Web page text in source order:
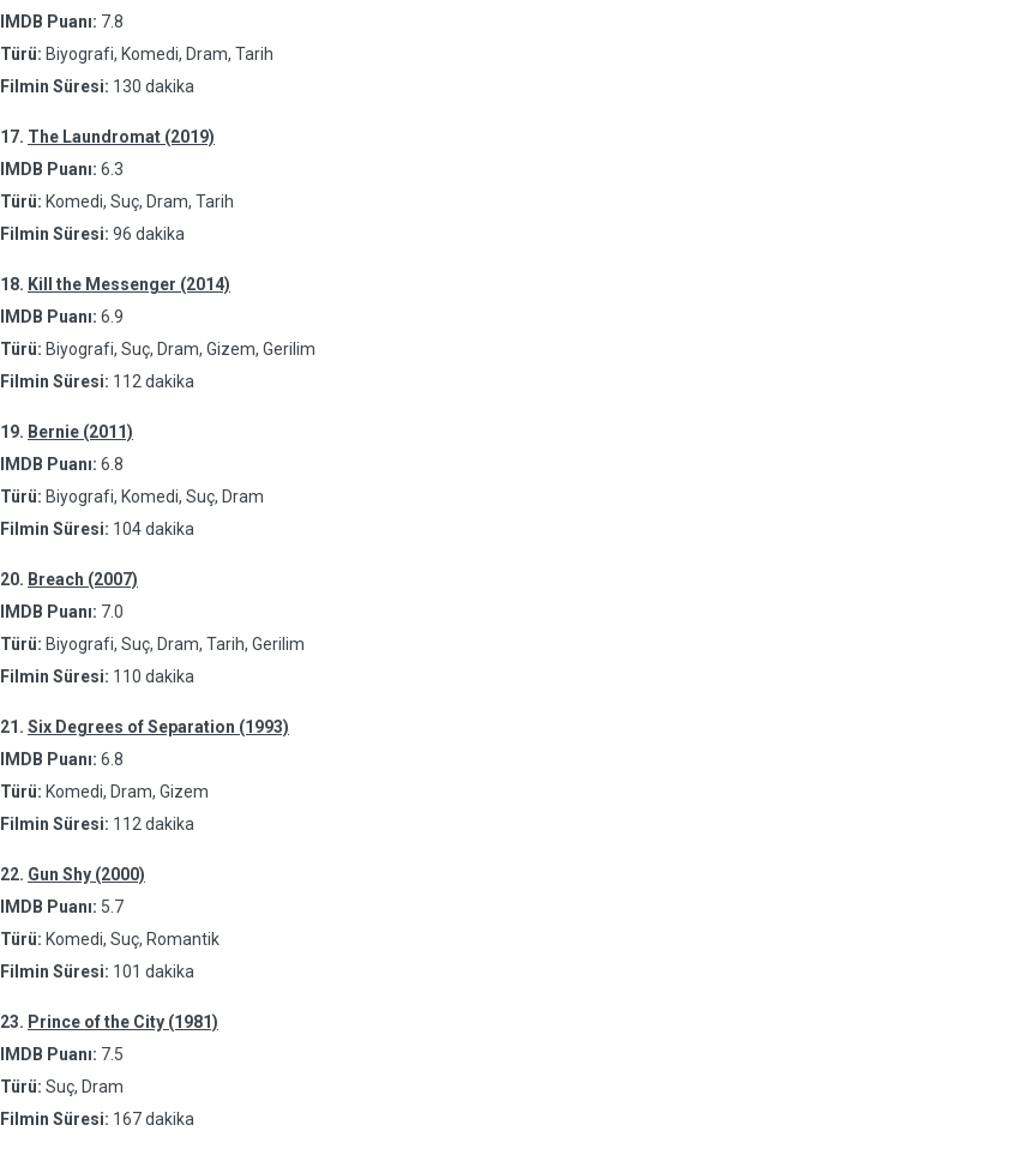
IMDB Puanı: 7.8
Türü: Biyografi, Komedi, Dram, Tarih
Filmin Süresi: 130 dakika
17. The Laundromat (2019)
IMDB Puanı: 6.3
Türü: Komedi, Suç, Dram, Tarih
Filmin Süresi: 96 dakika
18. Kill the Messenger (2014)
IMDB Puanı: 6.9
Türü: Biyografi, Suç, Dram, Gizem, Gerilim
Filmin Süresi: 112 dakika
19. Bernie (2011)
IMDB Puanı: 6.8
Türü: Biyografi, Komedi, Suç, Dram
Filmin Süresi: 104 dakika
20. Breach (2007)
IMDB Puanı: 7.0
Türü: Biyografi, Suç, Dram, Tarih, Gerilim
Filmin Süresi: 110 dakika
21. Six Degrees of Separation (1993)
IMDB Puanı: 6.8
Türü: Komedi, Dram, Gizem
Filmin Süresi: 112 dakika
22. Gun Shy (2000)
IMDB Puanı: 5.7
Türü: Komedi, Suç, Romantik
Filmin Süresi: 101 dakika
23. Prince of the City (1981)
IMDB Puanı: 7.5
Türü: Suç, Dram
Filmin Süresi: 167 dakika